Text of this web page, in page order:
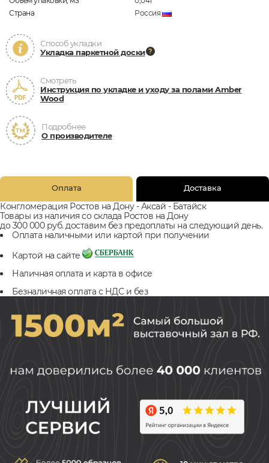
Страна
Россия
Способ укладки
Укладка паркетной доски
Смотреть
Инструкция по укладке и уходу за полами Amber
Wood
Подробнее
О производителе
Оплата Доставка
Конгломерация Ростов на Дону - Аксай - Батайск
Товары из наличия со склада Ростов на Дону
до 300 000 руб. доставим без предоплаты на следующий день.
Оплата наличными или картой при получении
Картой на сайте
Наличная оплата и карта в офисе
Безналичная оплата с НДС и без